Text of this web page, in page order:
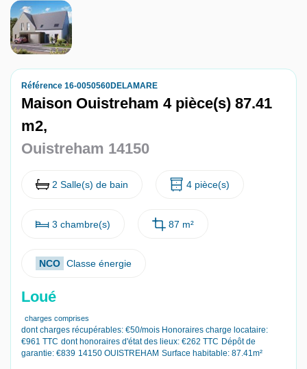
Nous rejoindre
Référence 16-0050560DELAMARE
Maison Ouistreham 4 pièce(s) 87.41
m2,
Ouistreham 14150
2 Salle(s) de bain 4 pièce(s)
3 chambre(s) 87 m²
NCO Classe énergie
Loué
charges comprises
dont charges récupérables: €50/mois Honoraires charge locataire:
€961 TTC dont honoraires d'état des lieux: €262 TTC Dépôt de
garantie: €839 14150 OUISTREHAM Surface habitable: 87.41m²